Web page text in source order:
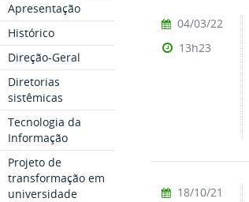
Apresentação
Histórico
Direção-Geral
Diretorias
sistêmicas
Tecnologia da
Informação
Projeto de
transformação em
universidade
04/03/22
13h23
18/10/21